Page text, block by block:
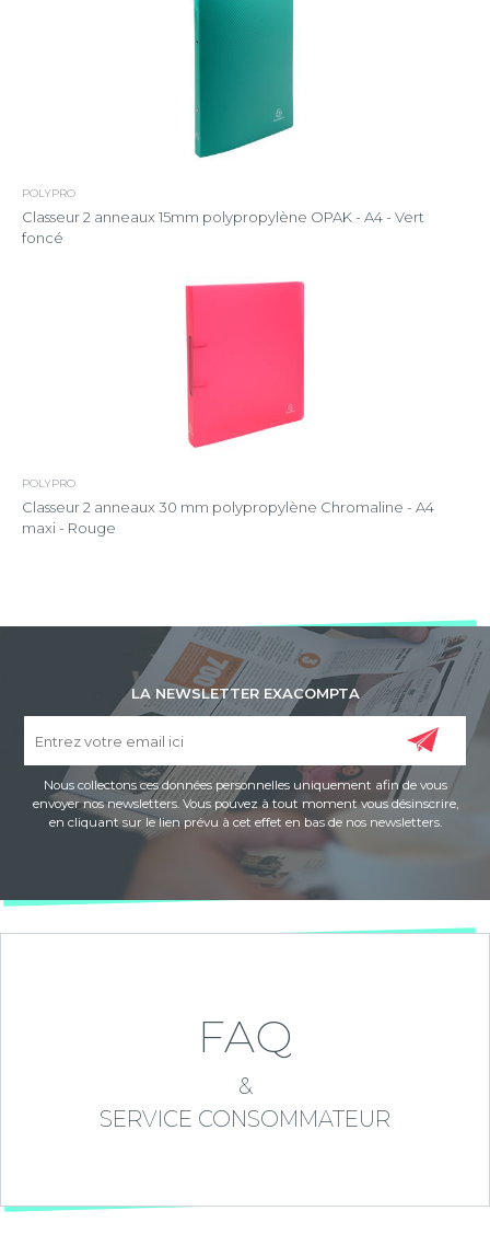
POLYPRO
Classeur 2 anneaux 15mm polypropylène OPAK - A4 - Vert
foncé
POLYPRO
Classeur 2 anneaux 30 mm polypropylène Chromaline - A4
maxi - Rouge
LA NEWSLETTER EXACOMPTA
Nous collectons ces données personnelles uniquement afin de vous
envoyer nos newsletters. Vous pouvez à tout moment vous désinscrire,
en cliquant sur le lien prévu à cet effet en bas de nos newsletters.
FAQ
&
SERVICE CONSOMMATEUR